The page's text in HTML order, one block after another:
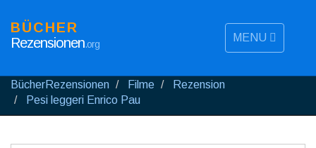
MENU
BÜCHER
Rezensionen.org
BücherRezensionen Filme
Rezension
Pesi leggeri Enrico Pau